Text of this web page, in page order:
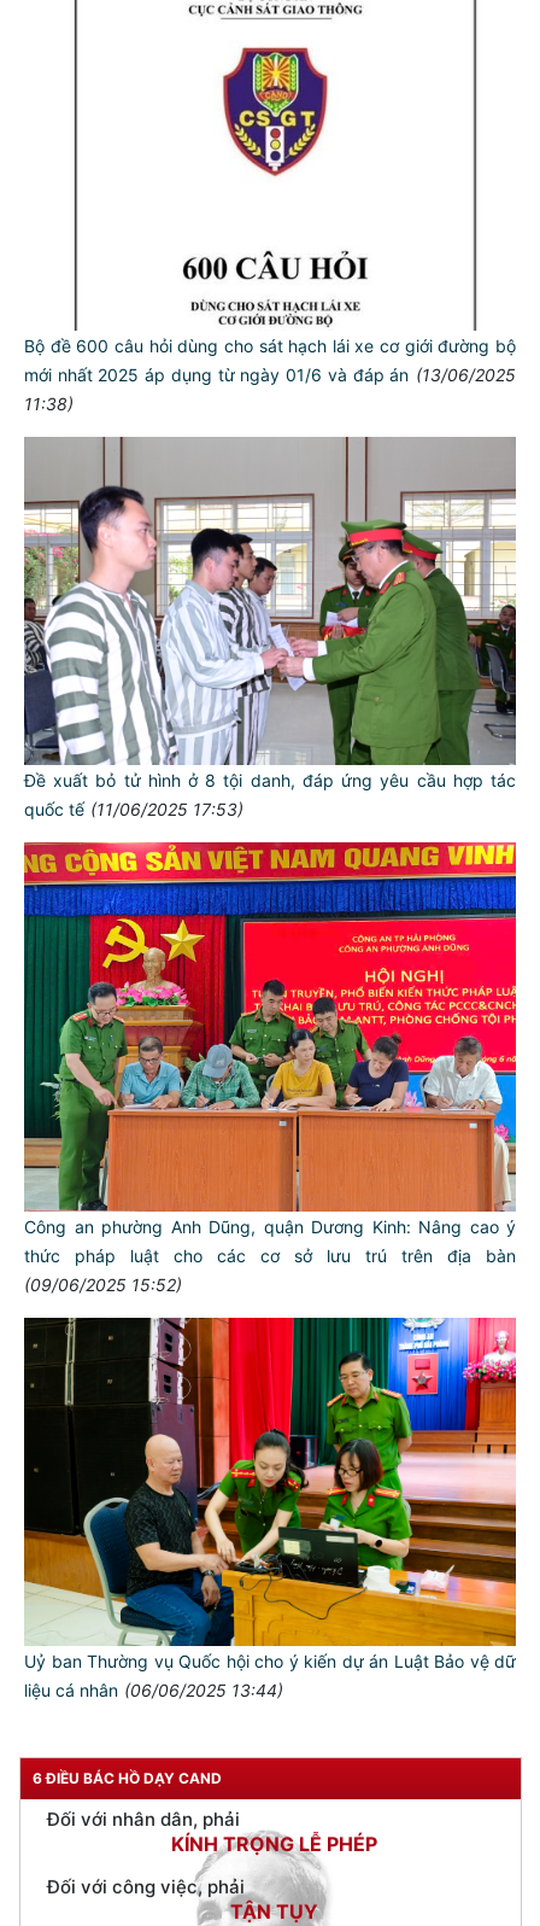
Bộ đề 600 câu hỏi dùng cho sát hạch lái xe cơ giới đường bộ
mới nhất 2025 áp dụng từ ngày 01/6 và đáp án (13/06/2025
11:38)
Đề xuất bỏ tử hình ở 8 tội danh, đáp ứng yêu cầu hợp tác
quốc tế (11/06/2025 17:53)
Công an phường Anh Dũng, quận Dương Kinh: Nâng cao ý
thức pháp luật cho các cơ sở lưu trú trên địa bàn
(09/06/2025 15:52)
Uỷ ban Thường vụ Quốc hội cho ý kiến dự án Luật Bảo vệ dữ
liệu cá nhân (06/06/2025 13:44)
6 ĐIỀU BÁC HỒ DẠY CAND
TƯ CÁCH
NGƯỜI CÔNG AN CÁCH MỆNH LÀ:
Đối với tự mình, phải
CẦN, KIỆM, LIÊM, CHÍNH
Đối với đồng sự, phải
THÂN ÁI GIÚP ĐỠ
Đối với chính phủ, phải
TUYỆT ĐỐI TRUNG THÀNH
KÍNH TRỌNG LỄ PHÉP
Đối với công việc, phải
TẬN TỤY
Đối với địch, phải
CƯƠNG QUYẾT, KHÔN KHÉO